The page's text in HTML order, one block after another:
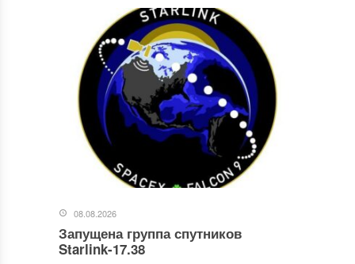
08.08.2026
Запущена группа спутников
Starlink-17.38